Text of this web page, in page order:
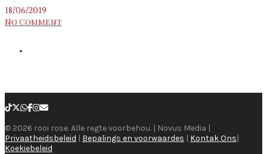
18/06/2019
No Comment
© 2026 rooi rose. Alle regte voorbehou. | Novus Media |
Privaatheidsbeleid | Bepalings en voorwaardes | Kontak Ons|
Koekiebeleid